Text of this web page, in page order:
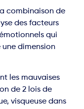
combinaison de
des facteurs
qui
dimension
les mauvaises
de 2 lois de
visqueuse dans